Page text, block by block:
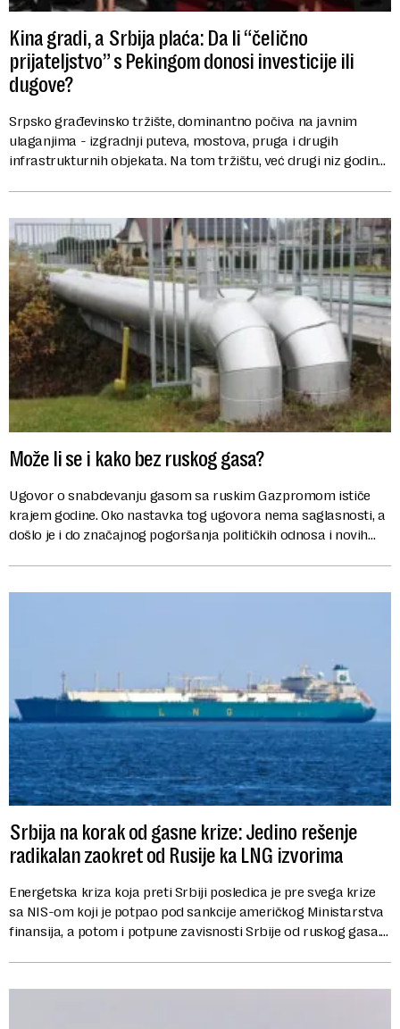
Kina gradi, a Srbija plaća: Da li “čelično
prijateljstvo” s Pekingom donosi investicije ili
dugove?
Srpsko građevinsko tržište, dominantno počiva na javnim
ulaganjima - izgradnji puteva, mostova, pruga i drugih
infrastrukturnih objekata. Na tom tržištu, već drugi niz godina
Može li se i kako bez ruskog gasa?
Ugovor o snabdevanju gasom sa ruskim Gazpromom ističe
krajem godine. Oko nastavka tog ugovora nema saglasnosti, a
došlo je i do značajnog pogoršanja političkih odnosa i novih
Srbija na korak od gasne krize: Jedino rešenje
radikalan zaokret od Rusije ka LNG izvorima
Energetska kriza koja preti Srbiji posledica je pre svega krize
sa NIS-om koji je potpao pod sankcije američkog Ministarstva
finansija, a potom i potpune zavisnosti Srbije od ruskog gasa.